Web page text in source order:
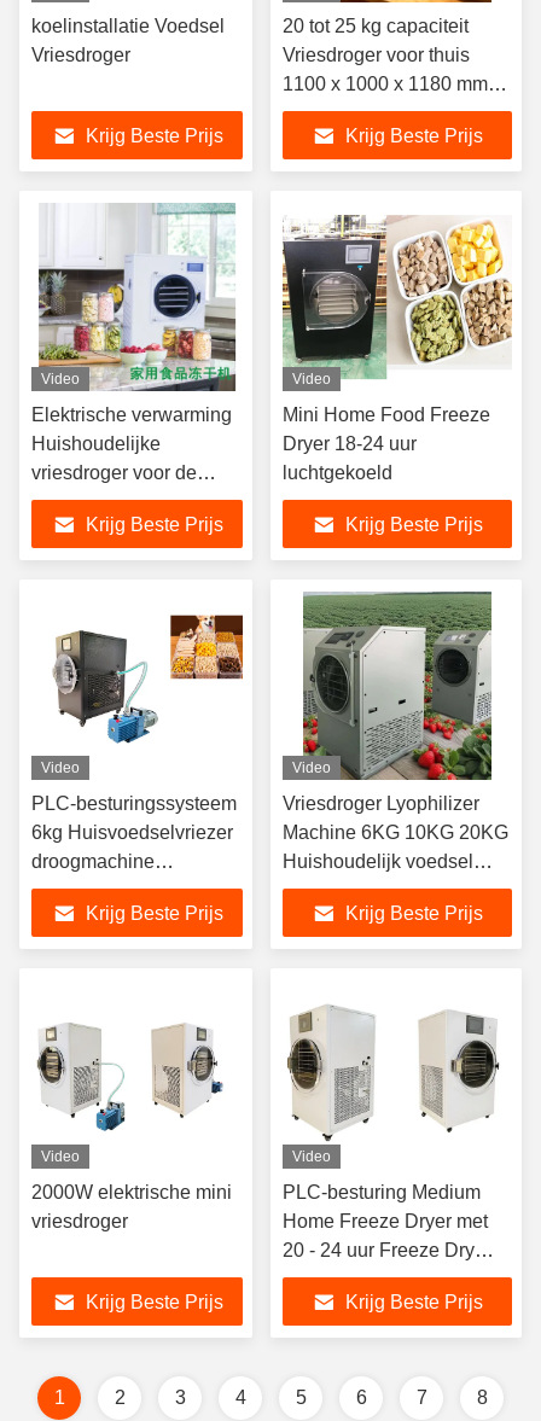
koelinstallatie Voedsel
Vriesdroger
Krijg Beste Prijs
20 tot 25 kg capaciteit
Vriesdroger voor thuis
1100 x 1000 x 1180 mm
Perfecte oplossing voor
ontwatering en
conservering van voedsel
Krijg Beste Prijs
Video
Elektrische verwarming
Huishoudelijke
vriesdroger voor de
opslag en conservering
van voedsel thuis
Krijg Beste Prijs
Video
Mini Home Food Freeze
Dryer 18-24 uur
luchtgekoeld
Krijg Beste Prijs
Video
PLC-besturingssysteem
6kg Huisvoedselvriezer
droogmachine
Automatisch
Krijg Beste Prijs
Video
Vriesdroger Lyophilizer
Machine 6KG 10KG 20KG
Huishoudelijk voedsel
conserveren
Krijg Beste Prijs
Video
2000W elektrische mini
vriesdroger
Krijg Beste Prijs
Video
PLC-besturing Medium
Home Freeze Dryer met
20 - 24 uur Freeze Dry
Cycle
Krijg Beste Prijs
1 2 3 4 5 6 7 8